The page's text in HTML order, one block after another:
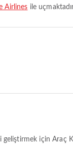
Airlines ile
için Araç